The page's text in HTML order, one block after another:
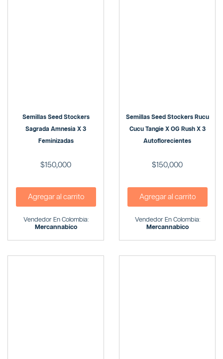
Semillas Seed Stockers
Sagrada Amnesia X 3
Feminizadas
$150,000
Agregar al carrito
Vendedor En Colombia:
Mercannabico
Semillas Seed Stockers Rucu
Cucu Tangie X OG Rush X 3
Autoflorecientes
$150,000
Agregar al carrito
Vendedor En Colombia:
Mercannabico